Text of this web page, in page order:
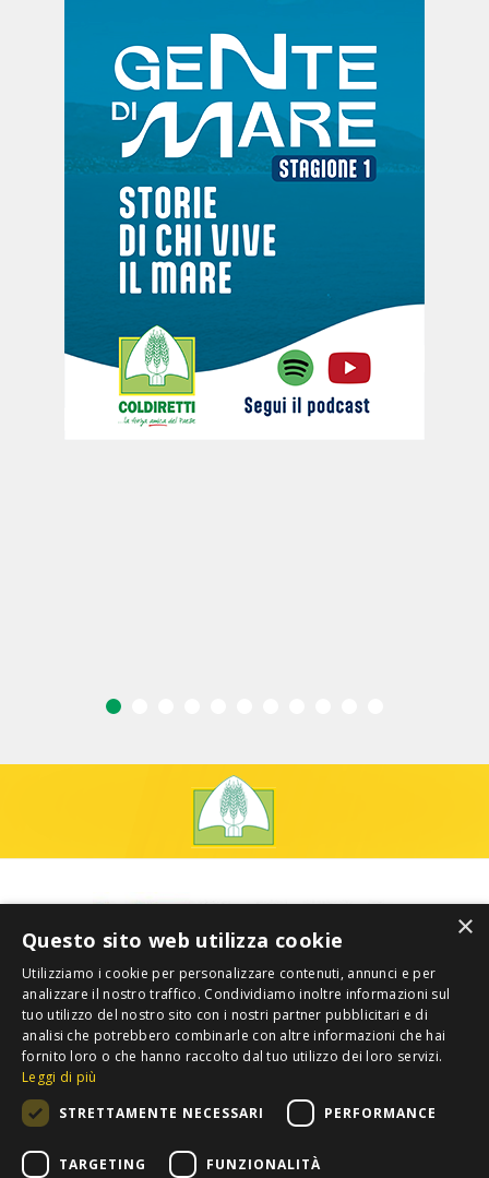
×
Questo sito web utilizza cookie
Utilizziamo i cookie per personalizzare contenuti, annunci e per
analizzare il nostro traffico. Condividiamo inoltre informazioni sul
tuo utilizzo del nostro sito con i nostri partner pubblicitari e di
analisi che potrebbero combinarle con altre informazioni che hai
fornito loro o che hanno raccolto dal tuo utilizzo dei loro servizi.
Leggi di più
STRETTAMENTE NECESSARI
PERFORMANCE
TARGETING FUNZIONALITÀ